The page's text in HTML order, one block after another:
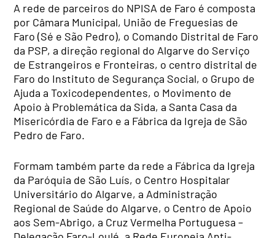
A rede de parceiros do NPISA de Faro é composta
por Câmara Municipal, União de Freguesias de
Faro (Sé e São Pedro), o Comando Distrital de Faro
da PSP, a direção regional do Algarve do Serviço
de Estrangeiros e Fronteiras, o centro distrital de
Faro do Instituto de Segurança Social, o Grupo de
Ajuda a Toxicodependentes, o Movimento de
Apoio à Problemática da Sida, a Santa Casa da
Misericórdia de Faro e a Fábrica da Igreja de São
Pedro de Faro.
Formam também parte da rede a Fábrica da Igreja
da Paróquia de São Luís, o Centro Hospitalar
Universitário do Algarve, a Administração
Regional de Saúde do Algarve, o Centro de Apoio
aos Sem-Abrigo, a Cruz Vermelha Portuguesa –